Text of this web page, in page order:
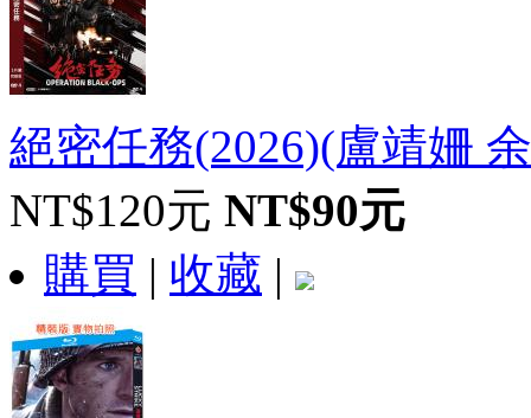
絕密任務(2026)(盧靖姍
NT$120元 NT$90元
購買 | 收藏 |